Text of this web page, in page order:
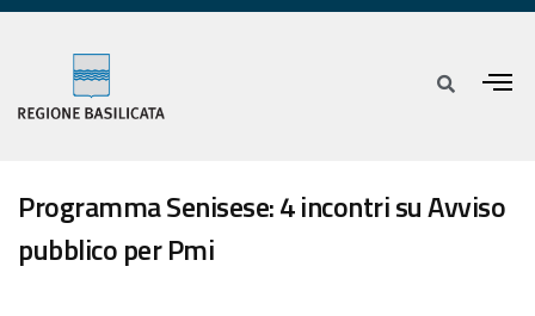
Programma Senisese: 4 incontri su Avviso
pubblico per Pmi